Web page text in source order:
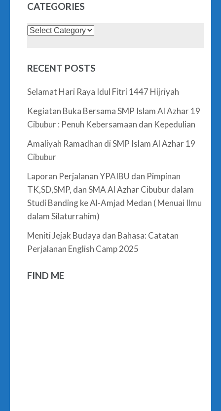
CATEGORIES
Categories
RECENT POSTS
Selamat Hari Raya Idul Fitri 1447 Hijriyah
Kegiatan Buka Bersama SMP Islam Al Azhar 19
Cibubur : Penuh Kebersamaan dan Kepedulian
Amaliyah Ramadhan di SMP Islam Al Azhar 19
Cibubur
Laporan Perjalanan YPAIBU dan Pimpinan
TK,SD,SMP, dan SMA Al Azhar Cibubur dalam
Studi Banding ke Al-Amjad Medan ( Menuai Ilmu
dalam Silaturrahim)
Meniti Jejak Budaya dan Bahasa: Catatan
Perjalanan English Camp 2025
FIND ME